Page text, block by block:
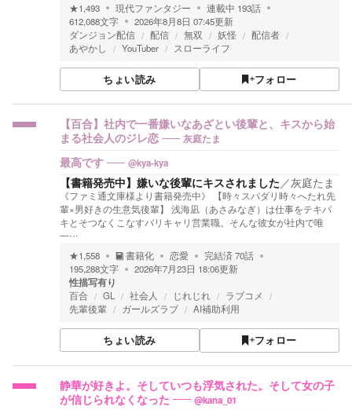
★1,493 現代ファンタジー 連載中 193話
612,088文字 2026年8月8日 07:45更新
ダンジョン配信
配信 無双 妖怪
配信者
あやかし
YouTuber スローライフ
ちょい読み フォロー
【百合】社内で一番嫌いなあざとい後輩と、キスから始
まる社会人のジレ恋
灰庭たま
最高です @kya-kya
【書籍発売中】嫌いな後輩にキスされました／灰庭たま
《ファミ通文庫様より書籍発売中》 【時々スパダリ時々へたれ先
輩×男好きの生意気後輩】 浅海凪（あさみなぎ）は仕事をテキパ
キとそつなくこなすバリキャリ営業職。そんな彼女が社内で唯
一…
★1,558 書籍化 恋愛 完結済 70話
195,288文字 2026年7月23日 18:06更新
性描写有り
百合 GL 社会人 じれじれ
ラブコメ
先輩後輩
ガールズラブ AI補助利用
ちょい読み フォロー
静華が好きよ。そしていつも浮気された。そして女の子
が信じられなくなった
@kana_01